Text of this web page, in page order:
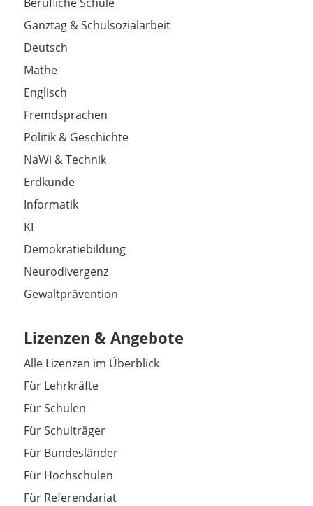
Ganztag & Schulsozialarbeit
Deutsch
Mathe
Englisch
Fremdsprachen
Politik & Geschichte
NaWi & Technik
Erdkunde
Informatik
KI
Demokratiebildung
Neurodivergenz
Gewaltprävention
Lizenzen & Angebote
Alle Lizenzen im Überblick
Für Lehrkräfte
Für Schulen
Für Schulträger
Für Bundesländer
Für Hochschulen
Für Referendariat